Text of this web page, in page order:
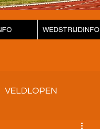
WEDSTRIJDINFO
VELDLOPEN